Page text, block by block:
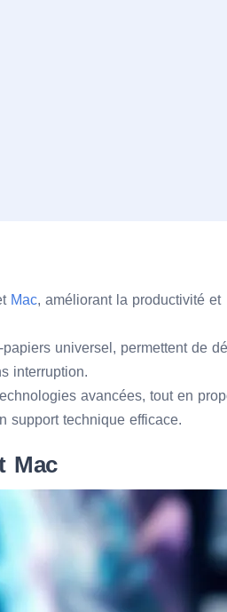
Mac, améliorant la productivité et
universel, permettent de
interruption.
avancées, tout en
support technique efficace.
Mac